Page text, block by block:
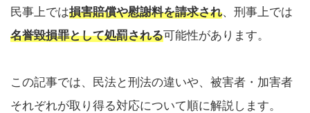
民事上では損害賠償や慰謝料を請求され、刑事上では
名誉毀損罪として処罰される可能性があります。
この記事では、民法と刑法の違いや、被害者・加害者
それぞれが取り得る対応について順に解説します。